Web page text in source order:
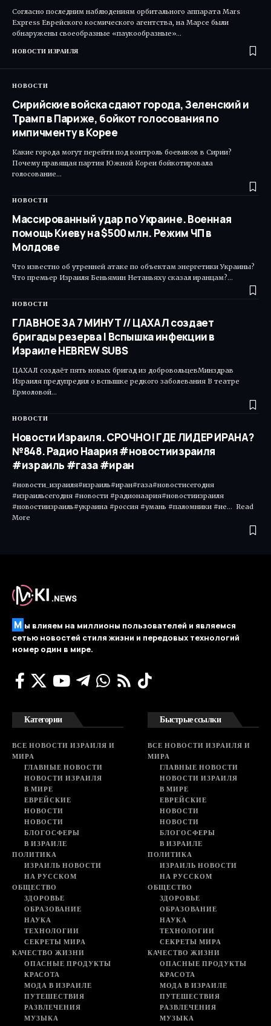
Согласно последним наблюдениям орбитального аппарата Mars
Express Еврейского космического агентства, на Марсе были
обнаружены своеобразные «паукообразные»…
НОВОСТИ ИЗРАИЛЯ
НОВОСТИ
Сирийские войска сдают города, Зеленский и
Трамп в Париже, бойкот голосования по
импичменту в Корее
Какие города могут перейти под контроль боевиков в Сирии?
Почему правящая партия Южной Кореи бойкотировала
голосование…
НОВОСТИ
Массированный удар по Украине. Военная
помощь Киеву на $500 млн. Режим ЧП в
Молдове
Что известно об утренней атаке по объектам энергетики Украины?
Что премьер Израиля Беньямин Нетаньяху сказал иранцам?…
НОВОСТИ
ГЛАВНОЕ ЗА 7 МИНУТ // ЦАХАЛ создает
бригады резерва | Вспышка инфекции в
Израиле HEBREW SUBS
ЦАХАЛ создаёт пять новых бригад из добровольцевМинздрав
Израиля предупредил о вспышке редкого заболевания В театре
Ермоловой…
НОВОСТИ
Новости Израиля. СРОЧНО! ГДЕ ЛИДЕР ИРАНА?
№848. Радио Наария #новостиизраиля
#израиль #газа #иран
#новости_израиля#израиль#иран#газа#новостисегодня
#израильсегодня #новости #радионаария#новостиизраиля
#новостиизраиль#украина #россия #умань #паломники #ие... Read
More ​
М ы влияем на миллионы пользователей и являемся
сетью новостей стиля жизни и передовых технологий
номер один в мире.
Категории
ВСЕ НОВОСТИ ИЗРАИЛЯ И
МИРА
ГЛАВНЫЕ НОВОСТИ
НОВОСТИ ИЗРАИЛЯ
В МИРЕ
ЕВРЕЙСКИЕ
НОВОСТИ
НОВОСТИ
БЛОГОСФЕРЫ
В ИЗРАИЛЕ
ПОЛИТИКА
ИЗРАИЛЬ НОВОСТИ
НА РУССКОМ
ОБЩЕСТВО
ЗДОРОВЬЕ
ОБРАЗОВАНИЕ
НАУКА
ТЕХНОЛОГИИ
СЕКРЕТЫ МИРА
КАЧЕСТВО ЖИЗНИ
ОПАСНЫЕ ПРОДУКТЫ
КРАСОТА
МОДА В ИЗРАИЛЕ
ПУТЕШЕСТВИЯ
РАЗВЛЕЧЕНИЯ
МУЗЫКА
Быстрые ссылки
ВСЕ НОВОСТИ ИЗРАИЛЯ И
МИРА
ГЛАВНЫЕ НОВОСТИ
НОВОСТИ ИЗРАИЛЯ
В МИРЕ
ЕВРЕЙСКИЕ
НОВОСТИ
НОВОСТИ
БЛОГОСФЕРЫ
В ИЗРАИЛЕ
ПОЛИТИКА
ИЗРАИЛЬ НОВОСТИ
НА РУССКОМ
ОБЩЕСТВО
ЗДОРОВЬЕ
ОБРАЗОВАНИЕ
НАУКА
ТЕХНОЛОГИИ
СЕКРЕТЫ МИРА
КАЧЕСТВО ЖИЗНИ
ОПАСНЫЕ ПРОДУКТЫ
КРАСОТА
МОДА В ИЗРАИЛЕ
ПУТЕШЕСТВИЯ
РАЗВЛЕЧЕНИЯ
МУЗЫКА